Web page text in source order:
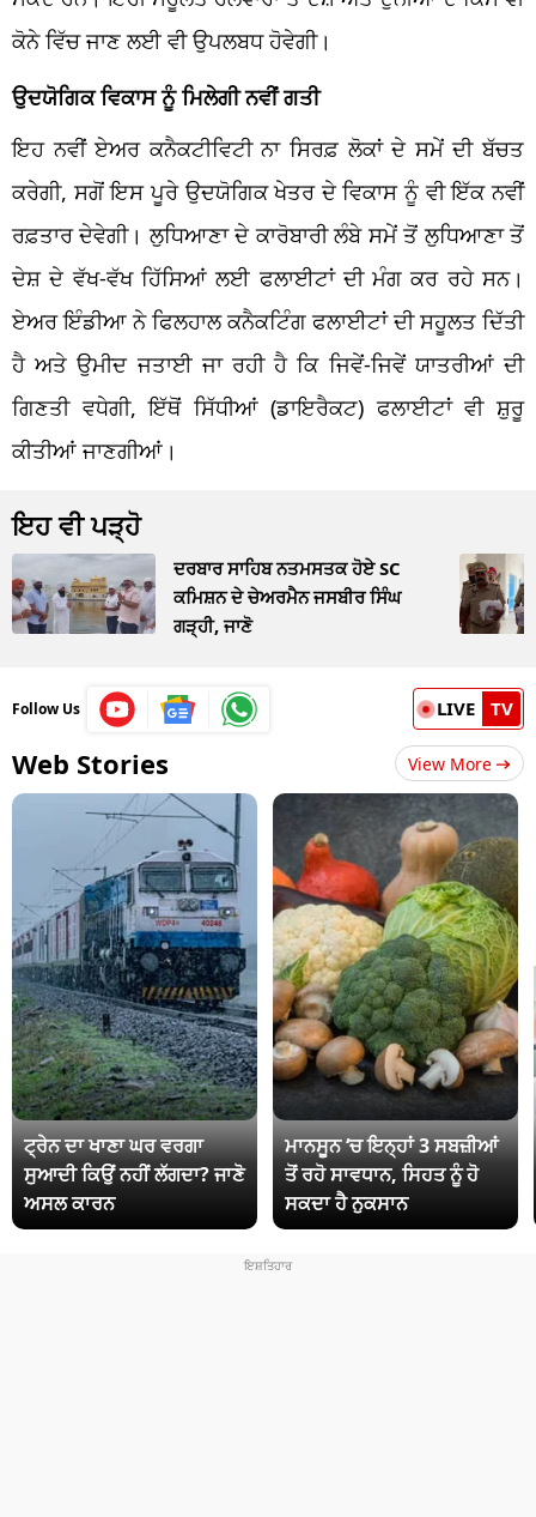
ਕੋਨੇ ਵਿੱਚ ਜਾਣ ਲਈ ਵੀ ਉਪਲਬਧ ਹੋਵੇਗੀ।
ਉਦਯੋਗਿਕ ਵਿਕਾਸ ਨੂੰ ਮਿਲੇਗੀ ਨਵੀਂ ਗਤੀ
ਇਹ ਨਵੀਂ ਏਅਰ ਕਨੈਕਟੀਵਿਟੀ ਨਾ ਸਿਰਫ਼ ਲੋਕਾਂ ਦੇ ਸਮੇਂ ਦੀ ਬੱਚਤ
ਕਰੇਗੀ, ਸਗੋਂ ਇਸ ਪੂਰੇ ਉਦਯੋਗਿਕ ਖੇਤਰ ਦੇ ਵਿਕਾਸ ਨੂੰ ਵੀ ਇੱਕ ਨਵੀਂ
ਰਫ਼ਤਾਰ ਦੇਵੇਗੀ। ਲੁਧਿਆਣਾ ਦੇ ਕਾਰੋਬਾਰੀ ਲੰਬੇ ਸਮੇਂ ਤੋਂ ਲੁਧਿਆਣਾ ਤੋਂ
ਦੇਸ਼ ਦੇ ਵੱਖ-ਵੱਖ ਹਿੱਸਿਆਂ ਲਈ ਫਲਾਈਟਾਂ ਦੀ ਮੰਗ ਕਰ ਰਹੇ ਸਨ।
ਏਅਰ ਇੰਡੀਆ ਨੇ ਫਿਲਹਾਲ ਕਨੈਕਟਿੰਗ ਫਲਾਈਟਾਂ ਦੀ ਸਹੂਲਤ ਦਿੱਤੀ
ਹੈ ਅਤੇ ਉਮੀਦ ਜਤਾਈ ਜਾ ਰਹੀ ਹੈ ਕਿ ਜਿਵੇਂ-ਜਿਵੇਂ ਯਾਤਰੀਆਂ ਦੀ
ਗਿਣਤੀ ਵਧੇਗੀ, ਇੱਥੋਂ ਸਿੱਧੀਆਂ (ਡਾਇਰੈਕਟ) ਫਲਾਈਟਾਂ ਵੀ ਸ਼ੁਰੂ
ਕੀਤੀਆਂ ਜਾਣਗੀਆਂ।
ਇਹ ਵੀ ਪੜ੍ਹੋ
ਦਰਬਾਰ ਸਾਹਿਬ ਨਤਮਸਤਕ ਹੋਏ SC
ਕਮਿਸ਼ਨ ਦੇ ਚੇਅਰਮੈਨ ਜਸਬੀਰ ਸਿੰਘ
ਗੜ੍ਹੀ, ਜਾਣੋ
Follow Us LIVE TV
Web Stories View More
ਟ੍ਰੇਨ ਦਾ ਖਾਣਾ ਘਰ ਵਰਗਾ
ਸੁਆਦੀ ਕਿਉਂ ਨਹੀਂ ਲੱਗਦਾ? ਜਾਣੋ
ਅਸਲ ਕਾਰਨ
ਮਾਨਸੂਨ ‘ਚ ਇਨ੍ਹਾਂ 3 ਸਬਜ਼ੀਆਂ
ਤੋਂ ਰਹੋ ਸਾਵਧਾਨ, ਸਿਹਤ ਨੂੰ ਹੋ
ਸਕਦਾ ਹੈ ਨੁਕਸਾਨ